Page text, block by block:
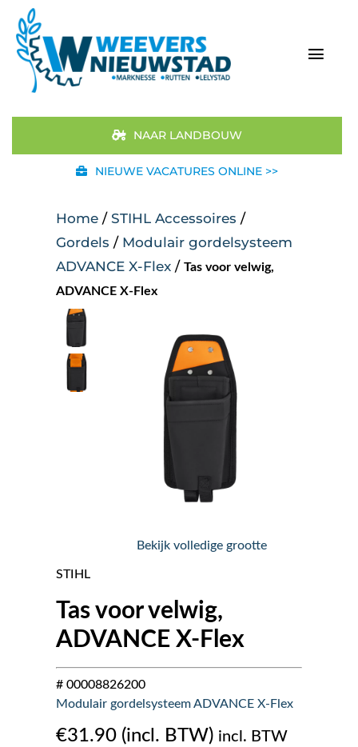
naar
inhoud
Aanbod
STIHL
Occasions
Werkplaats
Nieuws
Over ons
Vacatures
NAAR LANDBOUW
NIEUWE VACATURES ONLINE >>
Home / STIHL Accessoires /
Gordels / Modulair gordelsysteem
ADVANCE X-Flex / Tas voor velwig,
ADVANCE X-Flex
Bekijk volledige grootte
STIHL
Tas voor velwig,
ADVANCE X-Flex
# 00008826200
Modulair gordelsysteem ADVANCE X-Flex
€31.90 incl. BTW